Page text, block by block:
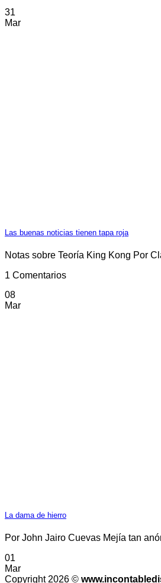
31
Mar
Las buenas noticias tienen tapa roja
Notas sobre Teoría King Kong Por
1 Comentarios
08
Mar
La dama de hierro
Por John Jairo Cuevas Mejía tan
01
Mar
Copyright 2026 ©